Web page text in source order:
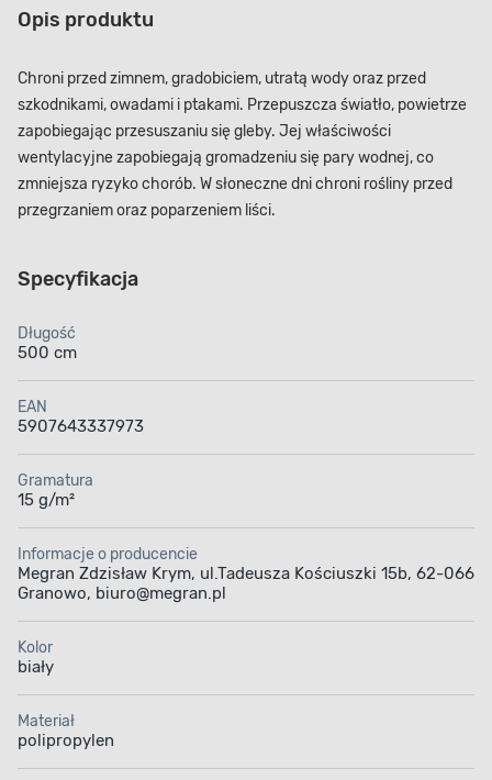
Opis produktu
Chroni przed zimnem, gradobiciem, utratą wody oraz przed
szkodnikami, owadami i ptakami. Przepuszcza światło, powietrze
zapobiegając przesuszaniu się gleby. Jej właściwości
wentylacyjne zapobiegają gromadzeniu się pary wodnej, co
zmniejsza ryzyko chorób. W słoneczne dni chroni rośliny przed
przegrzaniem oraz poparzeniem liści.
Specyfikacja
Długość
500 cm
EAN
5907643337973
Gramatura
15 g/m²
Informacje o producencie
Megran Zdzisław Krym, ul.Tadeusza Kościuszki 15b, 62-066
Granowo, biuro@megran.pl
Kolor
biały
Materiał
polipropylen